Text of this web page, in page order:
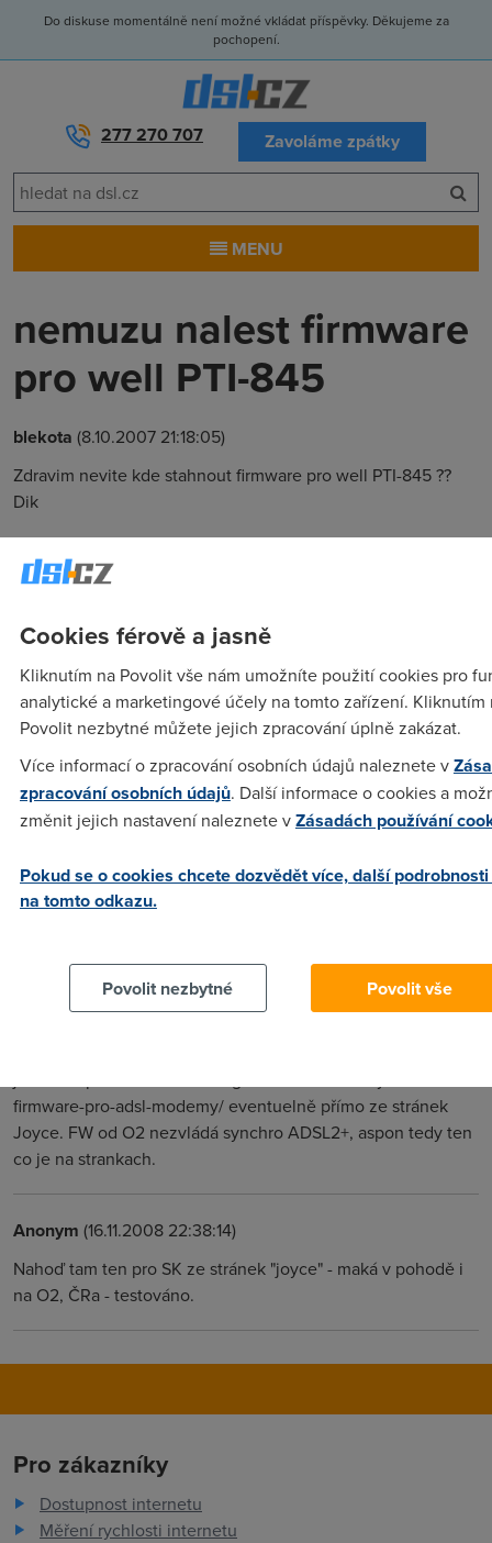
Do diskuse momentálně není možné vkládat příspěvky. Děkujeme za
pochopení.
277 270 707 Zavoláme zpátky
MENU
nemuzu nalest firmware
pro well PTI-845
blekota (8.10.2007 21:18:05)
Zdravim nevite kde stahnout firmware pro well PTI-845 ??
Dik
Nargon(9.10.2007 12:14:03)
Bohuzel novejsi asi neni:
http://www.joyce.cz/download.php?
typ=1&file=pti845_firmware.zip
nevím jestli už není pozdě na odpověď ale u nás nejnovější
dostupný firmware pro tento modem je tady :
http://www.cz.o2.com/techzona/cz/koncova_zarizeni/
dokonce si můžeš vybrat předkonfigurovaný na multiservisní
sítě jako je voip nebo iptv. Samozřejmostí je podpora
ADSL2+ technologie u obou firmware které jsou tam ke
firewire(16.11.2008 15:22:37)
firmware-pro-adsl-modemy/ eventuelně přímo ze stránek
Joyce. FW od O2 nezvládá synchro ADSL2+, aspon tedy ten
co je na strankach.
Anonym (16.11.2008 22:38:14)
Nahoď tam ten pro SK ze stránek "joyce" - maká v pohodě i
na O2, ČRa - testováno.
Pro zákazníky
Dostupnost internetu
Měření rychlosti internetu
Cookies férově a jasně
Kliknutím na Povolit vše nám umožníte použití cookies pro
analytické a marketingové účely na tomto zařízení. Kliknutím
Povolit nezbytné můžete jejich zpracování úplně zakázat.
Více informací o zpracování osobních údajů naleznete v
zpracování osobních údajů. Další informace o cookies a
změnit jejich nastavení naleznete vZásadách používání
Pokud se o cookies chcete dozvědět více, další
na tomto odkazu.
Povolit nezbytné Povolit vše